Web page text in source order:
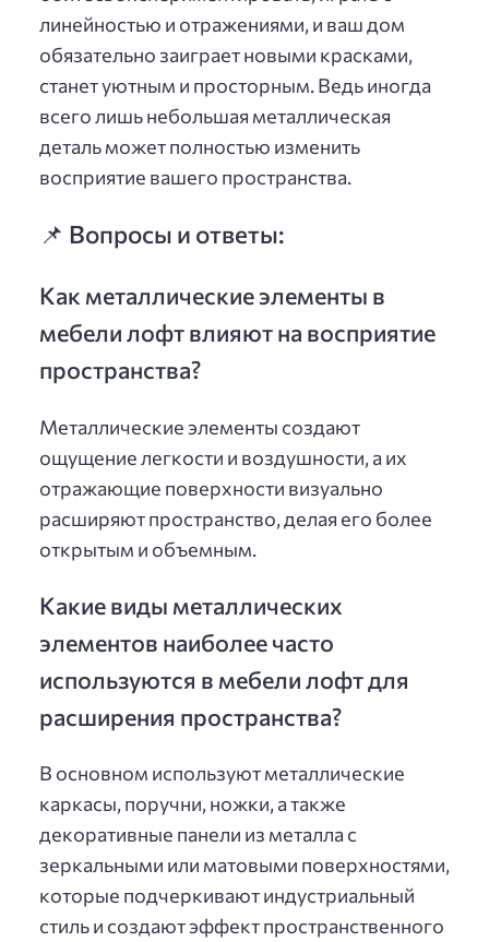
линейностью и отражениями, и ваш дом
обязательно заиграет новыми красками,
станет уютным и просторным. Ведь иногда
всего лишь небольшая металлическая
деталь может полностью изменить
восприятие вашего пространства.
📌 Вопросы и ответы:
Как металлические элементы в
мебели лофт влияют на восприятие
пространства?
Металлические элементы создают
ощущение легкости и воздушности, а их
отражающие поверхности визуально
расширяют пространство, делая его более
открытым и объемным.
Какие виды металлических
элементов наиболее часто
используются в мебели лофт для
расширения пространства?
В основном используют металлические
каркасы, поручни, ножки, а также
декоративные панели из металла с
зеркальными или матовыми поверхностями,
которые подчеркивают индустриальный
стиль и создают эффект пространственного